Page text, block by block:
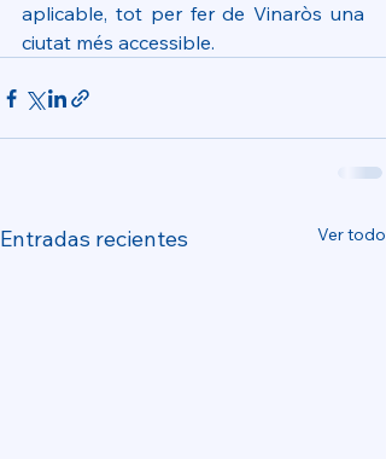
aplicable, tot per fer de Vinaròs una
ciutat més accessible.
Entradas recientes Ver todo